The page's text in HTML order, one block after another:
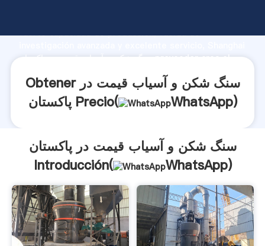
fuerte capacidad de producción, fuerza de
سنگ شکن و آسیاب قیمت در پاکستان proveedor crea el
Obtener سنگ شکن و آسیاب قیمت در
پاکستان Precio(
WhatsApp)
سنگ شکن و آسیاب قیمت در پاکستان
Introducción(
WhatsApp)